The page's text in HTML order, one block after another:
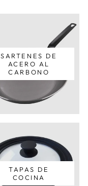
SARTENES DE
ACERO AL
CARBONO
TAPAS DE
COCINA